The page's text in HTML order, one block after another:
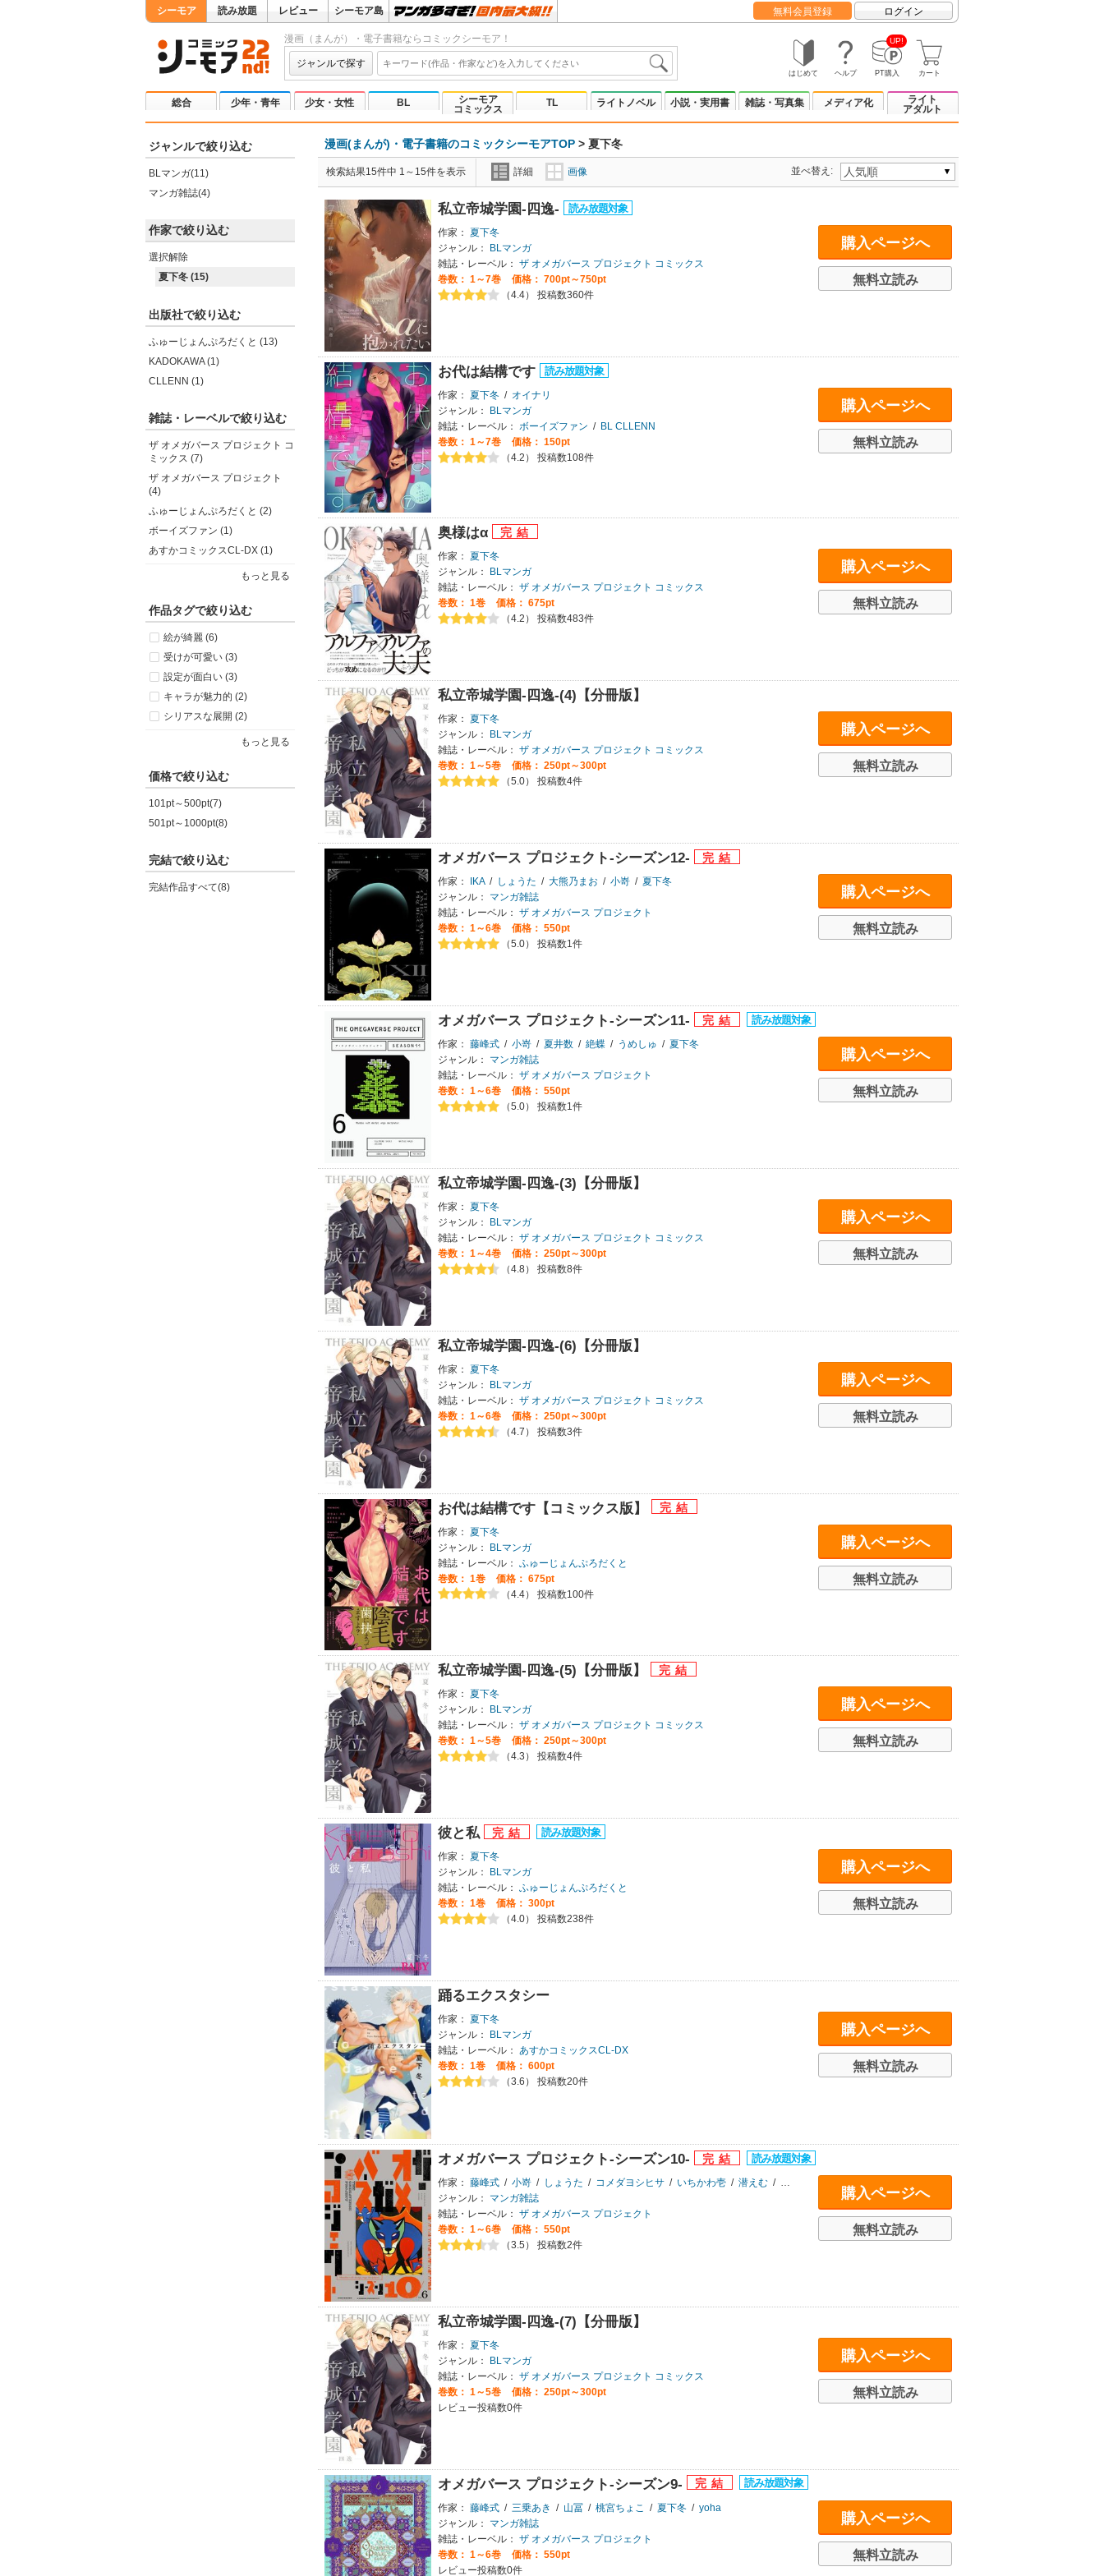
シーモア 読み放題 レビュー シーモア島 無料会員登録 ログイン
漫画（まんが）・電子書籍ならコミックシーモア！
ジャンルで探す
はじめて ヘルプ
UP!
PT購入 カート
総合 少年・青年 少女・女性 BL
シーモア
コミックス
TL ライトノベル 小説・実用書 雑誌・写真集 メディア化
ライト
アダルト
ジャンルで絞り込む
BLマンガ(11)
マンガ雑誌(4)
作家で絞り込む
選択解除
夏下冬 (15)
出版社で絞り込む
ふゅーじょんぷろだくと (13)
KADOKAWA (1)
CLLENN (1)
雑誌・レーベルで絞り込む
ザ オメガバース プロジェクト コ
ミックス (7)
ザ オメガバース プロジェクト
(4)
ふゅーじょんぷろだくと (2)
ボーイズファン (1)
あすかコミックスCL-DX (1)
もっと見る
作品タグで絞り込む
絵が綺麗 (6)
受けが可愛い (3)
設定が面白い (3)
キャラが魅力的 (2)
シリアスな展開 (2)
もっと見る
価格で絞り込む
101pt～500pt(7)
501pt～1000pt(8)
完結で絞り込む
完結作品すべて(8)
漫画(まんが)・電子書籍のコミックシーモアTOP > 夏下冬
検索結果15件中 1～15件を表示 詳細 画像 並べ替え:
私立帝城学園-四逸-
作家： 夏下冬
ジャンル：
BLマンガ
雑誌・レーベル： ザ オメガバース プロジェクト コミックス
巻数： 1～7巻
価格： 700pt～750pt
（4.4） 投稿数360件
購入ページへ
無料立読み
お代は結構です
作家： 夏下冬 / オイナリ
ジャンル：
BLマンガ
雑誌・レーベル： ボーイズファン / BL CLLENN
巻数： 1～7巻
価格： 150pt
（4.2） 投稿数108件
購入ページへ
無料立読み
奥様はα
作家： 夏下冬
ジャンル：
BLマンガ
雑誌・レーベル： ザ オメガバース プロジェクト コミックス
巻数： 1巻
価格： 675pt
（4.2） 投稿数483件
購入ページへ
無料立読み
私立帝城学園-四逸-(4)【分冊版】
作家： 夏下冬
ジャンル：
BLマンガ
雑誌・レーベル： ザ オメガバース プロジェクト コミックス
巻数： 1～5巻
価格： 250pt～300pt
（5.0） 投稿数4件
購入ページへ
無料立読み
オメガバース プロジェクト-シーズン12-
作家： IKA / しょうた / 大熊乃まお / 小嵜 / 夏下冬
ジャンル：
マンガ雑誌
雑誌・レーベル： ザ オメガバース プロジェクト
巻数： 1～6巻
価格： 550pt
（5.0） 投稿数1件
購入ページへ
無料立読み
オメガバース プロジェクト-シーズン11-
作家： 藤峰式 / 小嵜 / 夏井数 / 絶蝶 / うめしゅ / 夏下冬
ジャンル：
マンガ雑誌
雑誌・レーベル： ザ オメガバース プロジェクト
巻数： 1～6巻
価格： 550pt
（5.0） 投稿数1件
購入ページへ
無料立読み
私立帝城学園-四逸-(3)【分冊版】
作家： 夏下冬
ジャンル：
BLマンガ
雑誌・レーベル： ザ オメガバース プロジェクト コミックス
巻数： 1～4巻
価格： 250pt～300pt
（4.8） 投稿数8件
購入ページへ
無料立読み
私立帝城学園-四逸-(6)【分冊版】
作家：
夏下冬
ジャンル：
BLマンガ
雑誌・レーベル： ザ オメガバース プロジェクト コミックス
巻数： 1～6巻
価格： 250pt～300pt
（4.7） 投稿数3件
購入ページへ
無料立読み
お代は結構です【コミックス版】
作家：
夏下冬
ジャンル：
BLマンガ
雑誌・レーベル： ふゅーじょんぷろだくと
巻数： 1巻
価格： 675pt
（4.4） 投稿数100件
購入ページへ
無料立読み
私立帝城学園-四逸-(5)【分冊版】
作家： 夏下冬
ジャンル：
BLマンガ
雑誌・レーベル： ザ オメガバース プロジェクト コミックス
巻数： 1～5巻
価格： 250pt～300pt
（4.3） 投稿数4件
購入ページへ
無料立読み
彼と私
作家： 夏下冬
ジャンル：
BLマンガ
雑誌・レーベル： ふゅーじょんぷろだくと
巻数： 1巻
価格： 300pt
（4.0） 投稿数238件
購入ページへ
無料立読み
踊るエクスタシー
作家： 夏下冬
ジャンル：
BLマンガ
雑誌・レーベル： あすかコミックスCL-DX
巻数： 1巻
価格： 600pt
（3.6） 投稿数20件
購入ページへ
無料立読み
オメガバース プロジェクト-シーズン10-
作家： 藤峰式 / 小嵜 / しょうた / コメダヨシヒサ / いちかわ壱 / 潜えむ /
ジャンル：
マンガ雑誌
雑誌・レーベル： ザ オメガバース プロジェクト
巻数： 1～6巻
価格： 550pt
（3.5） 投稿数2件
購入ページへ
無料立読み
私立帝城学園-四逸-(7)【分冊版】
作家：
夏下冬
ジャンル：
BLマンガ
雑誌・レーベル： ザ オメガバース プロジェクト コミックス
巻数： 1～5巻
価格： 250pt～300pt
レビュー投稿数0件
購入ページへ
無料立読み
オメガバース プロジェクト-シーズン9-
作家： 藤峰式 / 三乗あき / 山冨 / 桃宮ちょこ / 夏下冬 / yoha
ジャンル：
マンガ雑誌
雑誌・レーベル： ザ オメガバース プロジェクト
巻数： 1～6巻
価格： 550pt
レビュー投稿数0件
購入ページへ
無料立読み